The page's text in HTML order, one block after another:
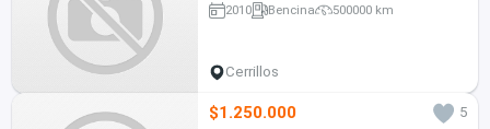
2010 Bencina 500000 km
Cerrillos
$1.250.000
5